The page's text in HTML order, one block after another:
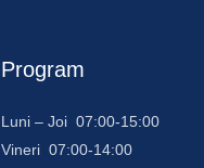
Program
Luni – Joi 07:00-15:00
Vineri 07:00-14:00